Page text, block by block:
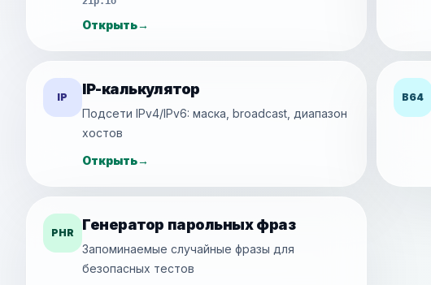
Открыть→
IP IP-калькулятор
Подсети IPv4/IPv6: маска, broadcast, диапазон
хостов
Открыть→
B64
PHR Генератор парольных фраз
Запоминаемые случайные фразы для
безопасных тестов